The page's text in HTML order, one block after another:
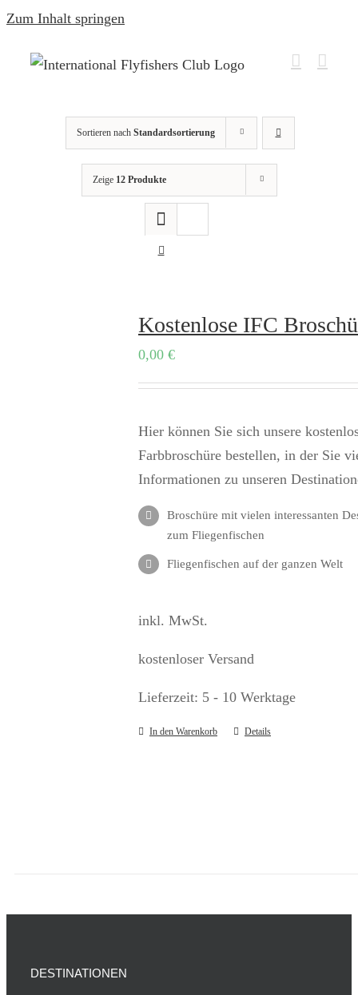
Zum Inhalt springen
Sortieren nach Standardsortierung
Zeige 12 Produkte
Kostenlose IFC
0,00 €
Hier können Sie sich unsere
Farbbroschüre bestellen, in der Sie
Informationen zu unseren
Broschüre mit vielen interessanten
zum Fliegenfischen
Fliegenfischen auf der ganzen Welt
inkl. MwSt.
kostenloser Versand
Lieferzeit: 5 - 10 Werktage
In den Warenkorb Details
DESTINATIONEN